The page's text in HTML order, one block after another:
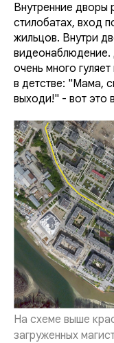
Внутренние дворы
стилобатах, вход
жильцов. Внутри
видеонаблюдение.
очень много
в детстве: "Мама,
выходи!" - вот это
На схеме выше
загруженных